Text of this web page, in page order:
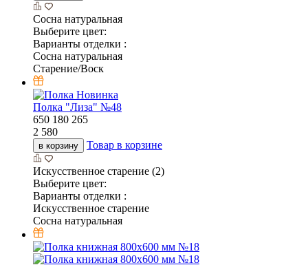
Сосна натуральная
Выберите цвет:
Варианты отделки :
Сосна натуральная
Старение/Воск
Новинка
Полка "Лиза" №48
650 180 265
2 580
в корзину Товар в корзине
Искусственное старение (2)
Выберите цвет:
Варианты отделки :
Искусственное старение
Сосна натуральная